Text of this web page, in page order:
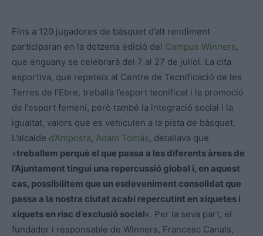
Fins a 120 jugadores de bàsquet d’alt rendiment
participaran en la dotzena edició del Campus Winners,
que enguany se celebrarà del 7 al 27 de juliol. La cita
esportiva, que repeteix al Centre de Tecnificació de les
Terres de l’Ebre, treballa l’esport tecnificat i la promoció
de l’esport femení, però també la integració social i la
igualtat, valors que es vehiculen a la pista de bàsquet.
L’alcalde d’Amposta, Adam Tomàs, detallava que
«treballem perquè el que passa a les diferents àrees de
l’Ajuntament tingui una repercussió global i, en aquest
cas, possibilitem que un esdeveniment consolidat que
passa a la nostra ciutat acabi repercutint en xiquetes i
xiquets en risc d’exclusió social«. Per la seva part, el
fundador i responsable de Winners, Francesc Canals,